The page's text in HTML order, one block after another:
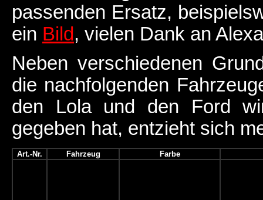
passenden Ersatz,
ein Bild, vielen Dank an
Neben verschiedenen
die nachfolgenden
den Lola und den Ford
gegeben hat, entzieht sich
Art.-Nr. Fahrzeug Farbe